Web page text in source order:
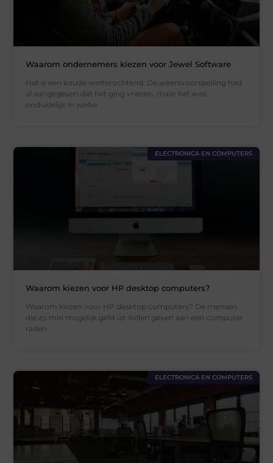
Waarom ondernemers kiezen voor Jewel Software
Het is een koude winterochtend. De weersvoorspelling had
al aangegeven dat het ging vriezen, maar het was
onduidelijk in welke
ELECTRONICA EN COMPUTERS
Waarom kiezen voor HP desktop computers?
Waarom kiezen voor HP desktop computers? De mensen
die zo min mogelijk geld uit willen geven aan een computer
raden
ELECTRONICA EN COMPUTERS